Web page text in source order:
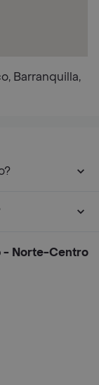
Barranquilla,
- Norte-Centro